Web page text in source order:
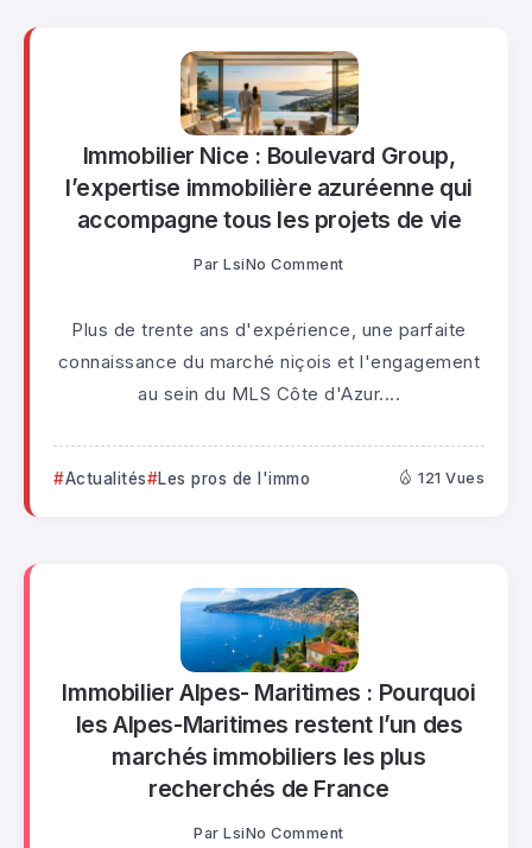
Immobilier Nice : Boulevard Group,
l’expertise immobilière azuréenne qui
accompagne tous les projets de vie
Par LsiNo Comment
Plus de trente ans d'expérience, une parfaite
connaissance du marché niçois et l'engagement
au sein du MLS Côte d'Azur....
Actualités Les pros de l'immo 121 Vues
Immobilier Alpes- Maritimes : Pourquoi
les Alpes-Maritimes restent l’un des
marchés immobiliers les plus
recherchés de France
Par LsiNo Comment